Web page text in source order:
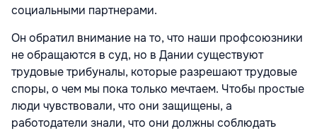
социальными пар­тнерами.
Он обратил внимание на то, что наши профсоюзники
не обращаются в суд, но в Дании существуют
трудовые трибуналы, которые разрешают трудовые
споры, о чем мы пока только мечтаем. Чтобы простые
люди чувствовали, что они защи­щены, а
работодатели знали, что они должны соблюдать